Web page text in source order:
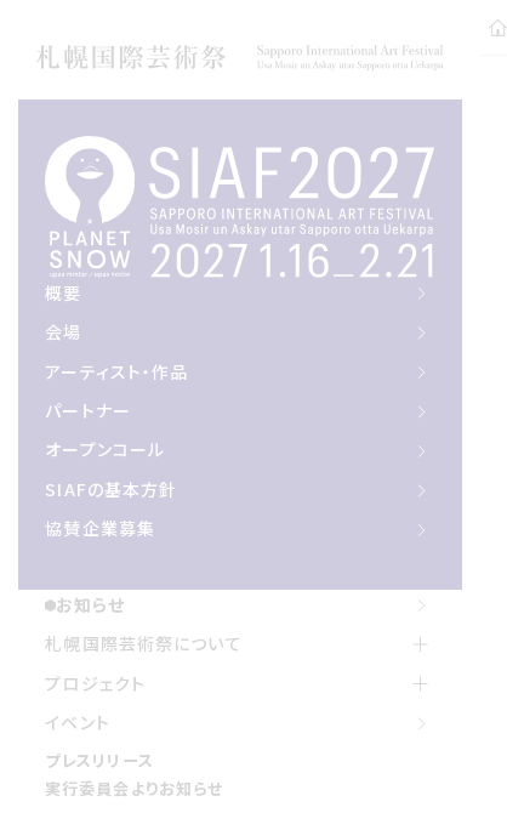
概要
概要
会場
会場
アーティスト作品
アーティスト・作品
パートナー
パートナー
オープンコール
オープンコール
サイアフの基本方針
SIAFの基本方針
協賛企業募集
協賛企業募集
お知らせ
お知らせ
札幌国際げいじゅつさいについて
札幌国際芸術祭について
プロジェクト
プロジェクト
イベント
イベント
プレスリリース
プレスリリース
実行委員会よりお知らせ
実行委員会よりお知らせ